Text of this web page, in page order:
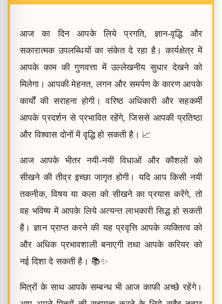
आज का दिन आपके लिये प्रगति, ज्ञान-वृद्धि और
सकारात्मक उपलब्धियों का संकेत दे रहा है। कार्यक्षेत्र में
आपके काम की गुणवत्ता में उल्लेखनीय सुधार देखने को
मिलेगा। आपकी मेहनत, लगन और समर्पण के कारण आपके
कार्यों की सराहना होगी। वरिष्ठ अधिकारी और सहकर्मी
आपके प्रदर्शन से प्रभावित रहेंगे, जिससे आपकी प्रतिष्ठा
और विश्वास दोनों में वृद्धि हो सकती है। 📈
आज आपके भीतर नयी-नयी विधाओं और कौशलों को
सीखने की तीव्र इच्छा जागृत होगी। यदि आप किसी नयी
तकनीक, विषय या कला को सीखने का प्रयास करेंगे, तो
वह भविष्य में आपके लिये अत्यन्त लाभकारी सिद्ध हो सकती
है। ज्ञान प्राप्त करने की यह प्रवृत्ति आपके व्यक्तित्व को
और अधिक प्रभावशाली बनाएगी तथा आपके करियर को
नई दिशा दे सकती है। 📚✨
मित्रों के साथ आपके सम्बन्ध भी आज काफी अच्छे रहेंगे।